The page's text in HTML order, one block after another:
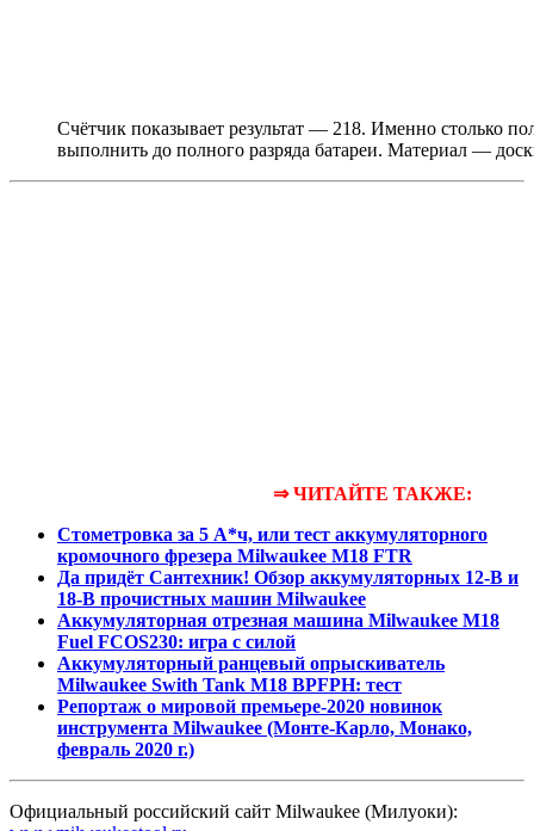
Счётчик показывает результат — 218. Именно столько
выполнить до полного разряда батареи. Материал —
⇒ ЧИТАЙТЕ ТАКЖЕ:
Стометровка за 5 А*ч, или тест аккумуляторного
кромочного фрезера Milwaukee M18 FTR
Да придёт Сантехник! Обзор аккумуляторных 12-В и
18-В прочистных машин Milwaukee
Аккумуляторная отрезная машина Milwaukee M18
Fuel FCOS230: игра с силой
Аккумуляторный ранцевый опрыскиватель
Milwaukee Swith Tank M18 BPFPH: тест
Репортаж о мировой премьере-2020 новинок
инструмента Milwaukee (Монте-Карло, Монако,
февраль 2020 г.)
Официальный российский сайт Milwaukee (Милуоки):